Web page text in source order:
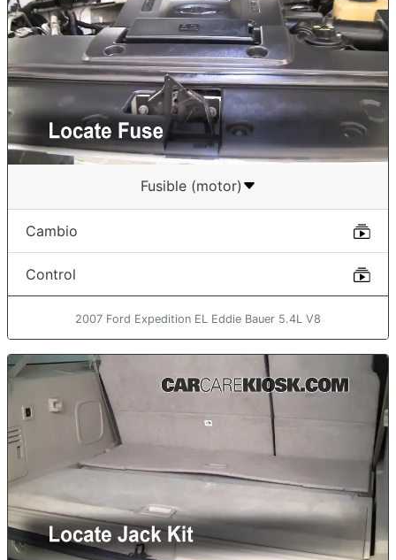
Fusible (motor)
Cambio
Control
2007 Ford Expedition EL Eddie Bauer 5.4L V8